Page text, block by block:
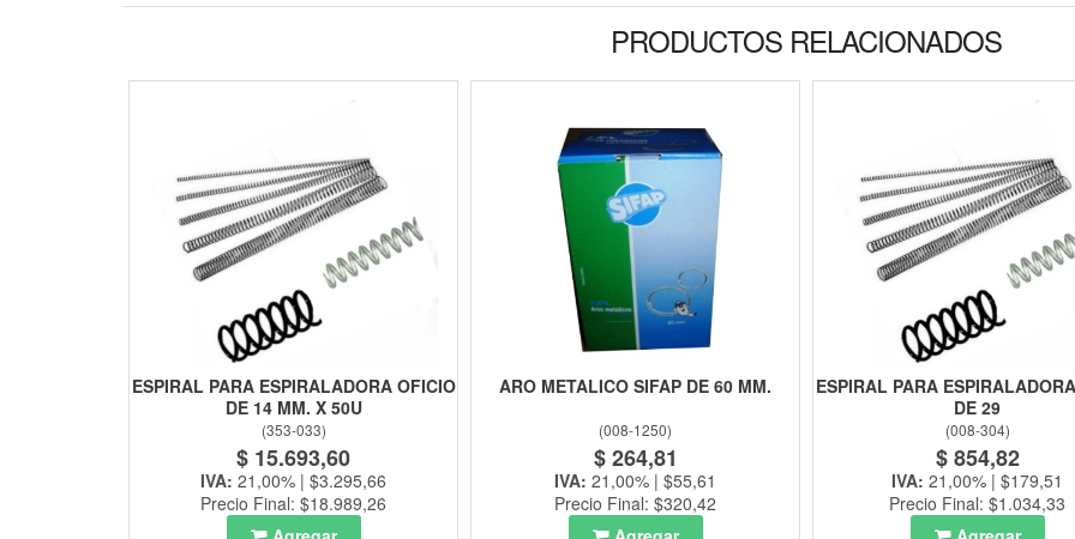
PRODUCTOS RELACIONADOS
ESPIRAL PARA ESPIRALADORA OFICIO
DE 14 MM. X 50U
(353-033)
$ 15.693,60
IVA: 21,00% | $3.295,66
Precio Final: $18.989,26
ARO METALICO SIFAP DE 60 MM.
(008-1250)
$ 264,81
IVA: 21,00% | $55,61
Precio Final: $320,42
ESPIRAL PARA
DE 29
(008-304)
$ 854,82
IVA: 21,00% | $179,51
Precio Final: $1.034,33